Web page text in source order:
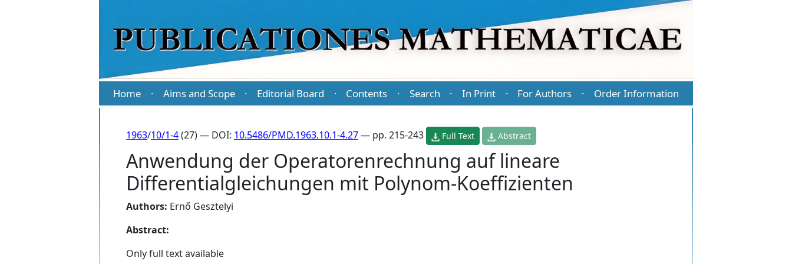
Home · Aims and Scope · Editorial Board · Contents · Search · In Print · For Authors · Order Information
1963/10/1-4(27) — DOI: 10.5486/PMD.1963.10.1-4.27— pp. 215-243 Full Text Abstract
Anwendung der Operatorenrechnung auf lineare
Differentialgleichungen mit Polynom-Koeffizienten
Authors: Ernő Gesztelyi
Abstract:
Only full text available